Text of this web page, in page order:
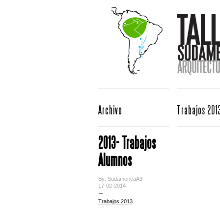
Archivo Trabajos
2013- Trabajos
Alumnos
By: SudamericaA3
17-02-2014
Trabajos 2013